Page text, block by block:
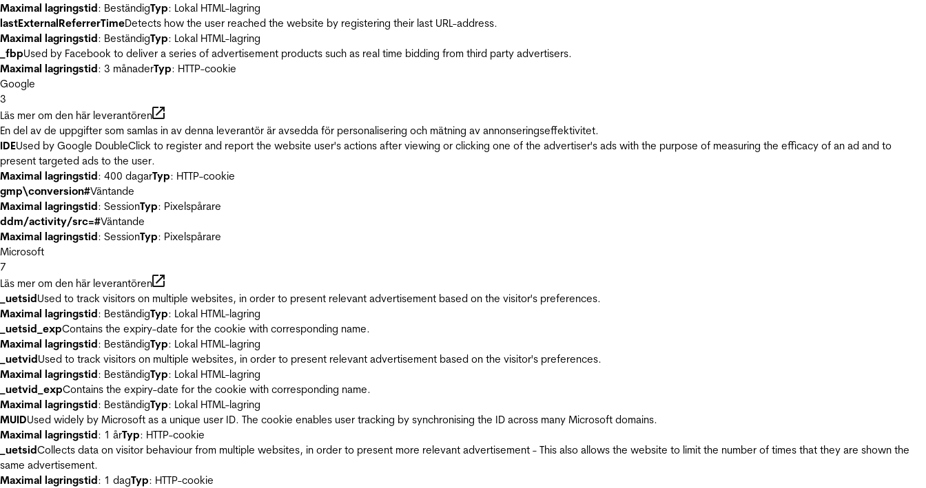
Maximal lagringstid: BeständigTyp: Lokal HTML-lagring
lastExternalReferrerTimeDetects how the user reached the website by registering their last URL-address.
Maximal lagringstid: BeständigTyp: Lokal HTML-lagring
_fbpUsed by Facebook to deliver a series of advertisement products such as real time bidding from third party advertisers.
Maximal lagringstid: 3 månaderTyp: HTTP-cookie
Google
3
Läs mer om den här leverantören
En del av de uppgifter som samlas in av denna leverantör är avsedda för personalisering och mätning av annonseringseffektivitet.
IDEUsed by Google DoubleClick to register and report the website user's actions after viewing or clicking one of the advertiser's ads with the purpose of measuring the efficacy of an ad and to
present targeted ads to the user.
Maximal lagringstid: 400 dagarTyp: HTTP-cookie
gmp\conversion#Väntande
Maximal lagringstid: SessionTyp: Pixelspårare
ddm/activity/src=#Väntande
Maximal lagringstid: SessionTyp: Pixelspårare
Microsoft
7
Läs mer om den här leverantören
_uetsidUsed to track visitors on multiple websites, in order to present relevant advertisement based on the visitor's preferences.
Maximal lagringstid: BeständigTyp: Lokal HTML-lagring
_uetsid_expContains the expiry-date for the cookie with corresponding name.
Maximal lagringstid: BeständigTyp: Lokal HTML-lagring
_uetvidUsed to track visitors on multiple websites, in order to present relevant advertisement based on the visitor's preferences.
Maximal lagringstid: BeständigTyp: Lokal HTML-lagring
_uetvid_expContains the expiry-date for the cookie with corresponding name.
Maximal lagringstid: BeständigTyp: Lokal HTML-lagring
MUIDUsed widely by Microsoft as a unique user ID. The cookie enables user tracking by synchronising the ID across many Microsoft domains.
Maximal lagringstid: 1 årTyp: HTTP-cookie
_uetsidCollects data on visitor behaviour from multiple websites, in order to present more relevant advertisement - This also allows the website to limit the number of times that they are shown the
same advertisement.
Maximal lagringstid: 1 dagTyp: HTTP-cookie